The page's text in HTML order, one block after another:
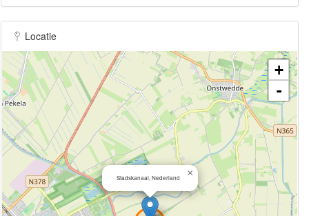
Locatie
Stadskanaal, Nederland ×
+
-